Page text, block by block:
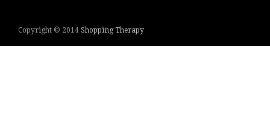
Copyright © 2014 Shopping Therapy